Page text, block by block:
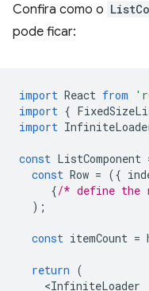
Confira como o
pode ficar:
import React from
import {
import
const ListComponent
const Row = ({
{/* define the
);
const itemCount =
return (
<InfiniteLoader